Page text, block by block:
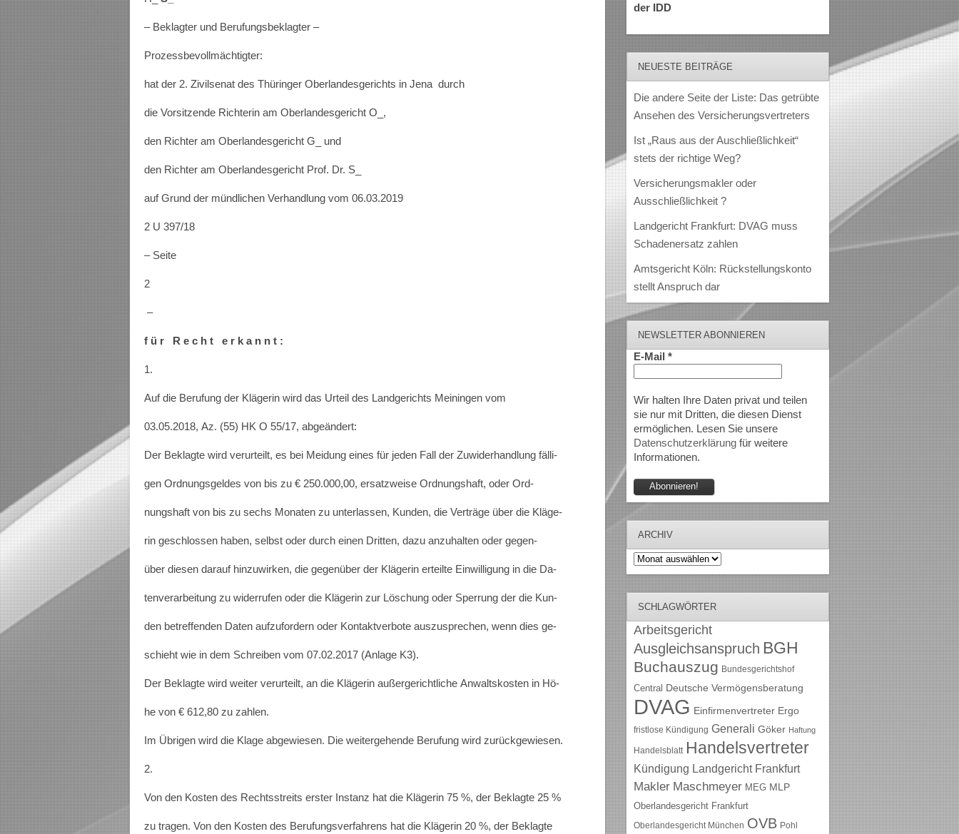
– Beklagter und Berufungsbeklagter –
Prozessbevollmächtigter:
hat der 2. Zivilsenat des Thüringer Oberlandesgerichts in Jena durch
die Vorsitzende Richterin am Oberlandesgericht O_,
den Richter am Oberlandesgericht G_ und
den Richter am Oberlandesgericht Prof. Dr. S_
auf Grund der mündlichen Verhandlung vom 06.03.2019
2 U 397/18
– Seite
2
–
f ü r R e c h t e r k a n n t :
1.
Auf die Berufung der Klägerin wird das Urteil des Landgerichts Meiningen vom
03.05.2018, Az. (55) HK O 55/17, abgeändert:
Der Beklagte wird verurteilt, es bei Meidung eines für jeden Fall der Zuwiderhandlung fälli-
gen Ordnungsgeldes von bis zu € 250.000,00, ersatzweise Ordnungshaft, oder Ord-
nungshaft von bis zu sechs Monaten zu unterlassen, Kunden, die Verträge über die Kläge-
rin geschlossen haben, selbst oder durch einen Dritten, dazu anzuhalten oder gegen-
über diesen darauf hinzuwirken, die gegenüber der Klägerin erteilte Einwilligung in die Da-
tenverarbeitung zu widerrufen oder die Klägerin zur Löschung oder Sperrung der die Kun-
den betreffenden Daten aufzufordern oder Kontaktverbote auszusprechen, wenn dies ge-
schieht wie in dem Schreiben vom 07.02.2017 (Anlage K3).
Der Beklagte wird weiter verurteilt, an die Klägerin außergerichtliche Anwaltskosten in Hö-
he von € 612,80 zu zahlen.
Im Übrigen wird die Klage abgewiesen. Die weitergehende Berufung wird zurückgewiesen.
2.
Von den Kosten des Rechtsstreits erster Instanz hat die Klägerin 75 %, der Beklagte 25 %
zu tragen. Von den Kosten des Berufungsverfahrens hat die Klägerin 20 %, der Beklagte
der IDD
NEUESTE BEITRÄGE
Die andere Seite der Liste: Das getrübte
Ansehen des Versicherungsvertreters
Ist „Raus aus der Auschließlichkeit“
stets der richtige Weg?
Versicherungsmakler oder
Ausschließlichkeit ?
Landgericht Frankfurt: DVAG muss
Schadenersatz zahlen
Amtsgericht Köln: Rückstellungskonto
stellt Anspruch dar
NEWSLETTER ABONNIEREN
E-Mail *
Wir halten Ihre Daten privat und teilen
sie nur mit Dritten, die diesen Dienst
ermöglichen. Lesen Sie unsere
Datenschutzerklärungfür weitere
Informationen.
ARCHIV
Archiv
SCHLAGWÖRTER
Arbeitsgericht
Ausgleichsanspruch BGH
Buchauszug Bundesgerichtshof
Central Deutsche Vermögensberatung
DVAG Einfirmenvertreter Ergo
fristlose Kündigung Generali Göker Haftung
Handelsblatt Handelsvertreter
Kündigung Landgericht Frankfurt
Makler Maschmeyer MEG MLP
Oberlandesgericht Frankfurt
Oberlandesgericht München OVB Pohl